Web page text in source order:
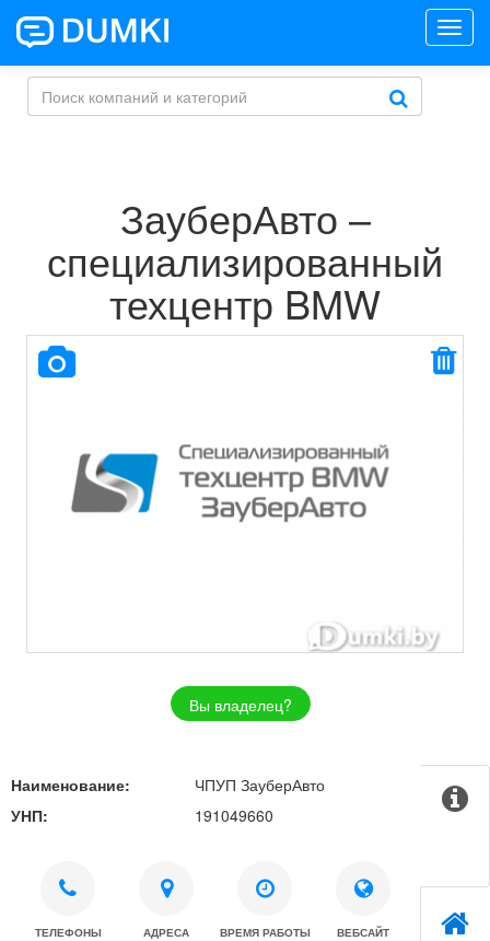
ЗауберАвто –
специализированный
техцентр BMW
Вы владелец?
Наименование:
ЧПУП ЗауберАвто
УНП:
191049660
ТЕЛЕФОНЫ АДРЕСА ВРЕМЯ РАБОТЫ ВЕБСАЙТ